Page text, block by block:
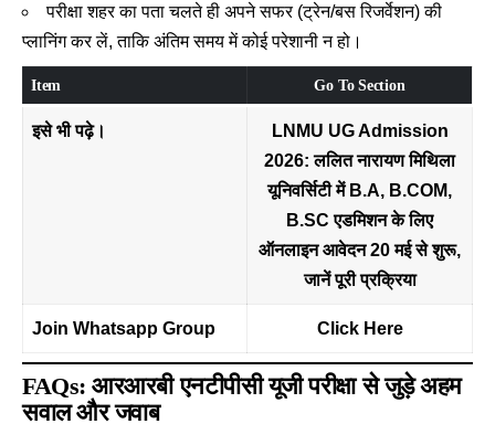
परीक्षा शहर का पता चलते ही अपने सफर (ट्रेन/बस रिजर्वेशन) की
प्लानिंग कर लें, ताकि अंतिम समय में कोई परेशानी न हो।
Item Go To Section
इसे भी पढ़े।
LNMU UG Admission
2026: ललित नारायण मिथिला
यूनिवर्सिटी में B.A, B.COM,
B.SC एडमिशन के लिए
ऑनलाइन आवेदन 20 मई से शुरू,
जानें पूरी प्रक्रिया
Join Whatsapp Group Click Here
FAQs: आरआरबी एनटीपीसी यूजी परीक्षा से जुड़े अहम
सवाल और जवाब